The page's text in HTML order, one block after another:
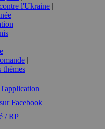
l'Ukraine
thèmes
Facebook
/ RP